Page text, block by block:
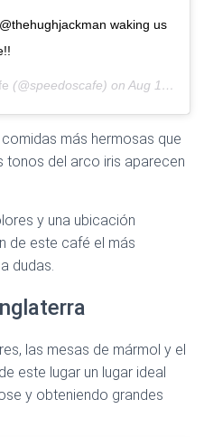
waking us
(@speedoscafe) on Aug 19, 2019 at 4:09pm PDT
más hermosas que
del arco iris aparecen
y una ubicación
de este café el más
dudas.
las mesas de mármol y el
este lugar un lugar ideal
y obteniendo grandes